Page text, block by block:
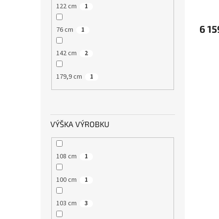
122 cm 1
76 cm 1
142 cm 2
179,9 cm 1
VÝŠKA VÝROBKU
108 cm 1
100 cm 1
103 cm 3
6